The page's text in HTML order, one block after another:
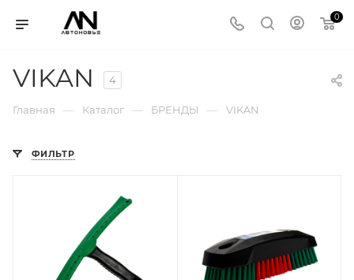
0
VIKAN 4
Главная — Каталог — БРЕНДЫ — VIKAN
ФИЛЬТР